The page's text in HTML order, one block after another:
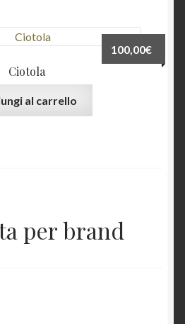
Ciotola
100,00€
al carrello
per brand